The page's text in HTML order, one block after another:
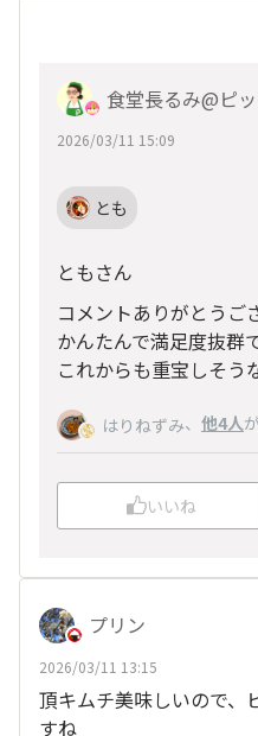
食堂長るみ@ピ
2026/03/11 15:09
とも
ともさん
コメントありがとうご
かんたんで満足度抜群
これからも重宝しそう
はりねずみ、 他4人
いいね
プリン
2026/03/11 13:15
頂キムチ美味しいので、
すね